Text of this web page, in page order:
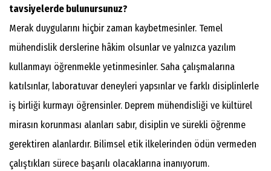
tavsiyelerde bulunursunuz?
Merak duygularını hiçbir zaman kaybetmesinler. Temel
mühendislik derslerine hâkim olsunlar ve yalnızca yazılım
kullanmayı öğrenmekle yetinmesinler. Saha çalışmalarına
katılsınlar, laboratuvar deneyleri yapsınlar ve farklı disiplinlerle
iş birliği kurmayı öğrensinler. Deprem mühendisliği ve kültürel
mirasın korunması alanları sabır, disiplin ve sürekli öğrenme
gerektiren alanlardır. Bilimsel etik ilkelerinden ödün vermeden
çalıştıkları sürece başarılı olacaklarına inanıyorum.